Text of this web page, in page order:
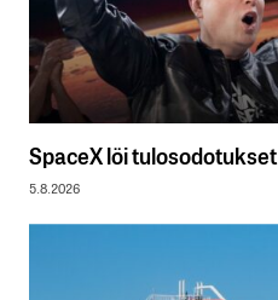
SpaceX löi tulosodotukset
5.8.2026